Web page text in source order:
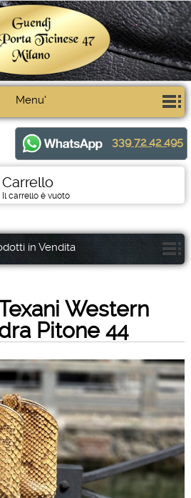
Menu'
339 72 42 495
Carrello
Il carrello è vuoto
in Vendita
Western
Pitone 44